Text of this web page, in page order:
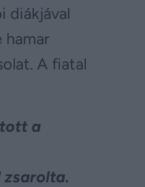
diákjával
hamar
A fiatal
a